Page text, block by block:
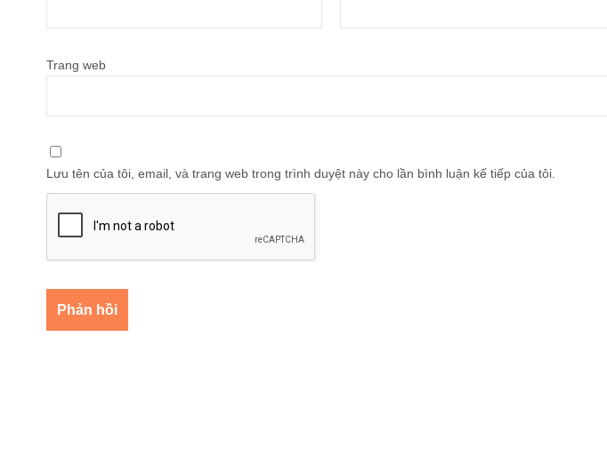
Trang web
Lưu tên của tôi, email, và trang web trong trình duyệt này cho lần bình luận kế tiếp của tôi.